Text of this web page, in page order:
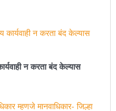
न करता बंद केल्यास